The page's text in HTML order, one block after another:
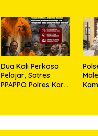
Anak, Pelaku
Ditangkap
Klip
Dua Kali Perkosa
Pelajar, Satres
PPAPPO Polres Karo